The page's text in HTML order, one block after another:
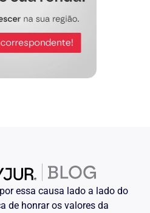
a categoria.
de formalizar um
do previsto no
da cláusula ….ª, do
exigência de acordo
empregados que
de compensação de
o horário será o
essa causa lado a lado do
de honrar os valores da